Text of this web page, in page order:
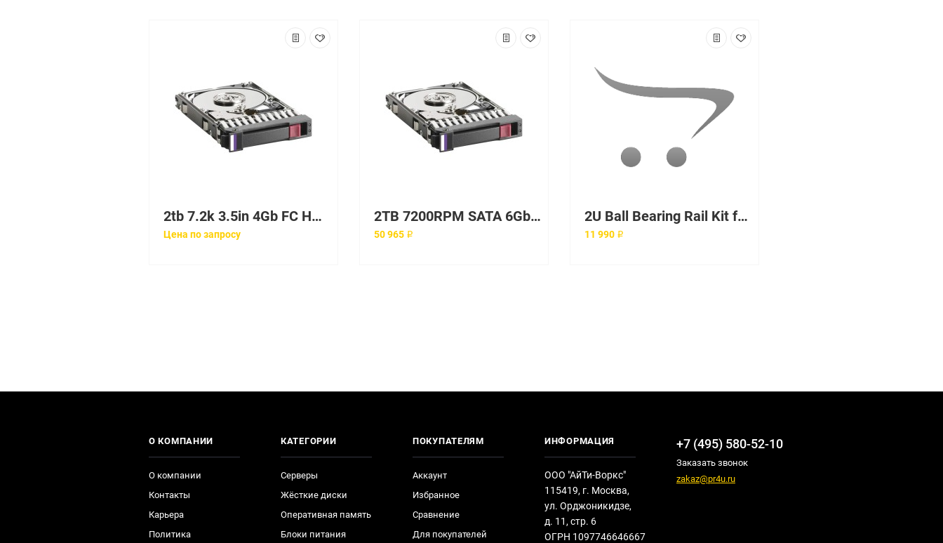
2tb 7.2k 3.5in 4Gb FC HDD for CX
Цена по запросу
2TB 7200RPM SATA 6Gb/s 2.5-inch Hard Drive
50 965 ₽
2U Ball Bearing Rail Kit for DL380 DL380p Gen8
11 990 ₽
О КОМПАНИИ
О компании
Контакты
Карьера
Политика
КАТЕГОРИИ
Серверы
Жёсткие диски
Оперативная память
Блоки питания
ПОКУПАТЕЛЯМ
Аккаунт
Избранное
Сравнение
Для покупателей
ИНФОРМАЦИЯ
ООО "АйТи-Воркс"
115419, г. Москва,
ул. Орджоникидзе,
д. 11, стр. 6
ОГРН 1097746646667
+7 (495) 580-52-10
Заказать звонок
zakaz@pr4u.ru